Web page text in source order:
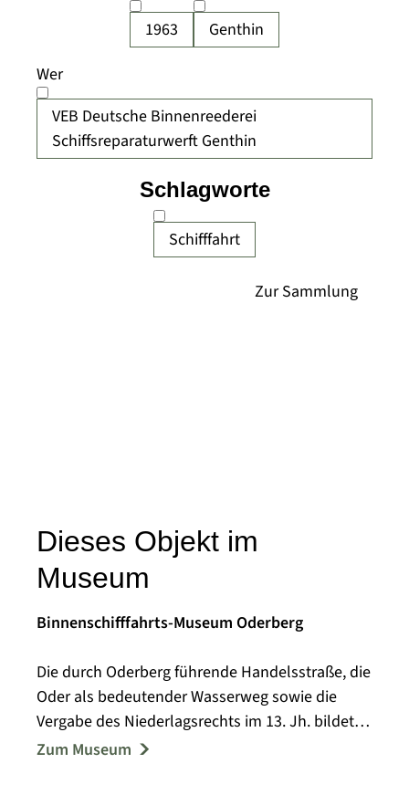
1963
Genthin
Wer
VEB Deutsche Binnenreederei
Schiffsreparaturwerft Genthin
Schifffahrt
Schlagworte
Dieses Objekt im
Museum
Binnenschifffahrts-Museum Oderberg
Die durch Oderberg führende Handelsstraße, die
Oder als bedeutender Wasserweg sowie die
Vergabe des Niederlagsrechts im 13. Jh. bildeten
die Grundlage regen Handels in der Region, von
Zum Museum